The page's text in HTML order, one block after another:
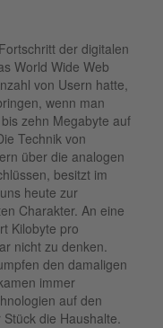
der digitalen
World Wide Web
von Usern hatte,
wenn man
zehn Megabyte auf
Technik von
über die analogen
besitzt im
heute zur
Charakter. An eine
Kilobyte pro
nicht zu denken.
den damaligen
immer
auf den
die Haushalte.